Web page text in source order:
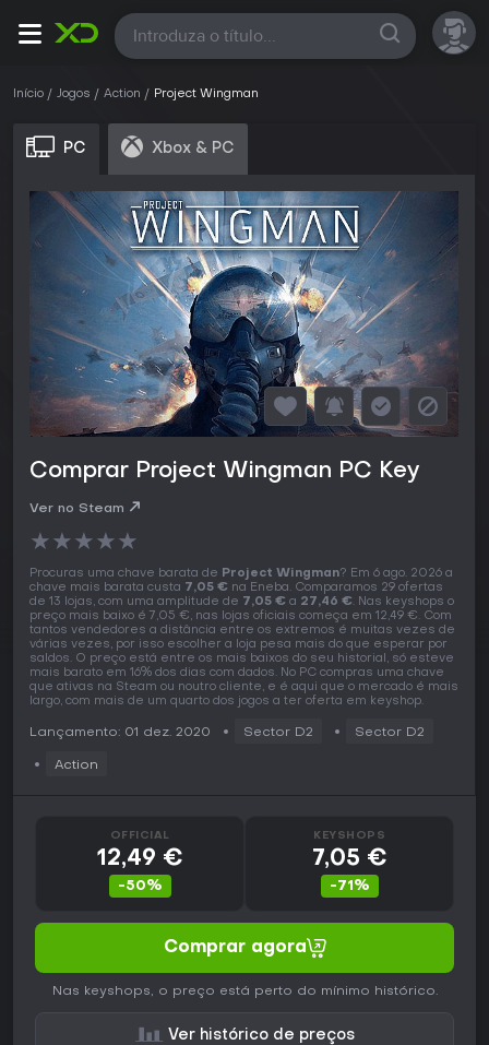
Todas
Início Jogos Action Project Wingman
PC Xbox & PC
Comprar Project Wingman PC Key
Ver no Steam
★★★★★
Procuras uma chave barata de Project Wingman? Em 6 ago. 2026 a
chave mais barata custa 7,05 € na Eneba. Comparamos 29 ofertas
de 13 lojas, com uma amplitude de 7,05 € a 27,46 €. Nas keyshops o
preço mais baixo é 7,05 €, nas lojas oficiais começa em 12,49 €. Com
tantos vendedores a distância entre os extremos é muitas vezes de
várias vezes, por isso escolher a loja pesa mais do que esperar por
saldos. O preço está entre os mais baixos do seu historial, só esteve
mais barato em 16% dos dias com dados. No PC compras uma chave
que ativas na Steam ou noutro cliente, e é aqui que o mercado é mais
largo, com mais de um quarto dos jogos a ter oferta em keyshop.
Lançamento: 01 dez. 2020 Sector D2 Sector D2
Action
OFFICIAL
12,49 €
-50%
KEYSHOPS
7,05 €
-71%
Comprar agora
Nas keyshops, o preço está perto do mínimo histórico.
Ver histórico de preços